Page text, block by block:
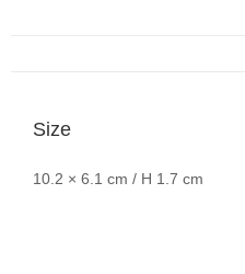
Size
10.2 × 6.1 cm / H 1.7 cm